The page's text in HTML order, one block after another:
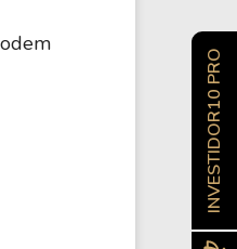
INVESTIDOR10 PRO